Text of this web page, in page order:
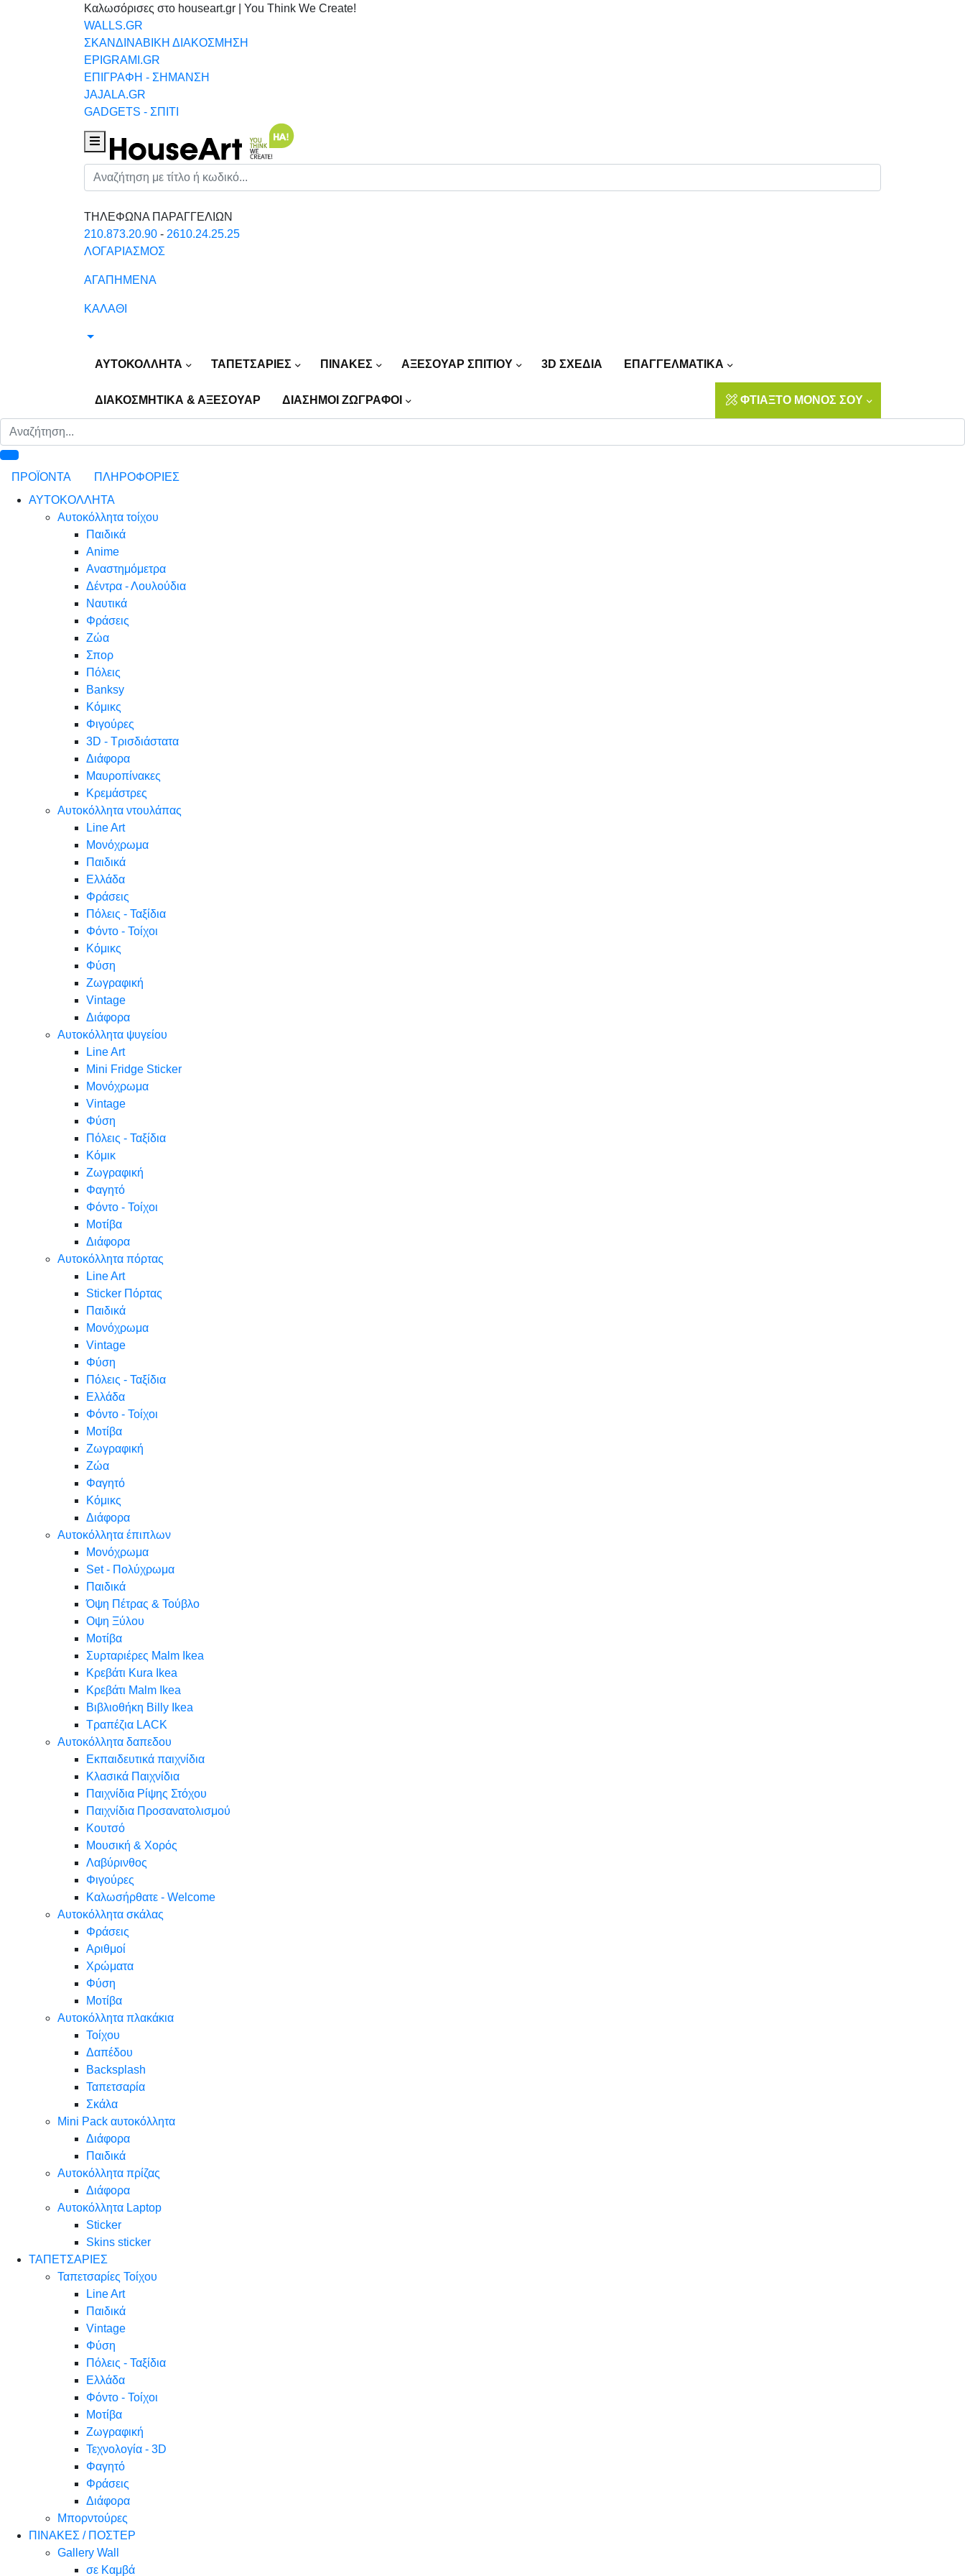
Καλωσόρισες στο houseart.gr | You Think We Create!
WALLS.GR
ΣΚΑΝΔΙΝΑΒΙΚΗ ΔΙΑΚΟΣΜΗΣΗ
EPIGRAMI.GR
ΕΠΙΓΡΑΦΗ - ΣΗΜΑΝΣΗ
JAJALA.GR
GADGETS - ΣΠΙΤΙ
Houseart Menu
Αναζήτηση
ΤΗΛΕΦΩΝΑ ΠΑΡΑΓΓΕΛΙΩΝ
210.873.20.90 - 2610.24.25.25
ΛΟΓΑΡΙΑΣΜΟΣ
ΑΓΑΠΗΜΕΝΑ
ΚΑΛΑΘΙ
ΑΥΤΟΚΟΛΛΗΤΑ ΤΑΠΕΤΣΑΡΙΕΣ ΠΙΝΑΚΕΣ ΑΞΕΣΟΥΑΡ ΣΠΙΤΙΟΥ 3D ΣΧΕΔΙΑ ΕΠΑΓΓΕΛΜΑΤΙΚΑ
ΔΙΑΚΟΣΜΗΤΙΚΑ & ΑΞΕΣΟΥΑΡ ΔΙΑΣΗΜΟΙ ΖΩΓΡΑΦΟΙ ΦΤΙΑΞΤΟ ΜΟΝΟΣ ΣΟΥ
ΠΡΟΪΟΝΤΑ
ΠΛΗΡΟΦΟΡΙΕΣ
ΑΥΤΟΚΟΛΛΗΤΑ
Αυτοκόλλητα τοίχου
Παιδικά
Anime
Αναστημόμετρα
Δέντρα - Λουλούδια
Ναυτικά
Φράσεις
Ζώα
Σπορ
Πόλεις
Banksy
Κόμικς
Φιγούρες
3D - Τρισδιάστατα
Διάφορα
Μαυροπίνακες
Κρεμάστρες
Αυτοκόλλητα ντουλάπας
Line Art
Μονόχρωμα
Παιδικά
Ελλάδα
Φράσεις
Πόλεις - Ταξίδια
Φόντο - Τοίχοι
Κόμικς
Φύση
Ζωγραφική
Vintage
Διάφορα
Αυτοκόλλητα ψυγείου
Line Art
Mini Fridge Sticker
Μονόχρωμα
Vintage
Φύση
Πόλεις - Ταξίδια
Κόμικ
Ζωγραφική
Φαγητό
Φόντο - Τοίχοι
Μοτίβα
Διάφορα
Αυτοκόλλητα πόρτας
Line Art
Sticker Πόρτας
Παιδικά
Μονόχρωμα
Vintage
Φύση
Πόλεις - Ταξίδια
Ελλάδα
Φόντο - Τοίχοι
Μοτίβα
Ζωγραφική
Ζώα
Φαγητό
Κόμικς
Διάφορα
Αυτοκόλλητα έπιπλων
Μονόχρωμα
Set - Πολύχρωμα
Παιδικά
Όψη Πέτρας & Τούβλο
Oψη Ξύλου
Μοτίβα
Συρταριέρες Malm Ikea
Κρεβάτι Kura Ikea
Κρεβάτι Malm Ikea
Βιβλιοθήκη Billy Ikea
Τραπέζια LACK
Αυτοκόλλητα δαπεδου
Εκπαιδευτικά παιχνίδια
Κλασικά Παιχνίδια
Παιχνίδια Ρίψης Στόχου
Παιχνίδια Προσανατολισμού
Κουτσό
Μουσική & Χορός
Λαβύρινθος
Φιγούρες
Καλωσήρθατε - Welcome
Αυτοκόλλητα σκάλας
Φράσεις
Αριθμοί
Χρώματα
Φύση
Μοτίβα
Αυτοκόλλητα πλακάκια
Τοίχου
Δαπέδου
Backsplash
Ταπετσαρία
Σκάλα
Mini Pack αυτοκόλλητα
Διάφορα
Παιδικά
Αυτοκόλλητα πρίζας
Διάφορα
Αυτοκόλλητα Laptop
Sticker
Skins sticker
ΤΑΠΕΤΣΑΡΙΕΣ
Ταπετσαρίες Τοίχου
Line Art
Παιδικά
Vintage
Φύση
Πόλεις - Ταξίδια
Ελλάδα
Φόντο - Τοίχοι
Μοτίβα
Ζωγραφική
Τεχνολογία - 3D
Φαγητό
Φράσεις
Διάφορα
Μπορντούρες
ΠΙΝΑΚΕΣ / ΠΟΣΤΕΡ
Gallery Wall
σε Καμβά